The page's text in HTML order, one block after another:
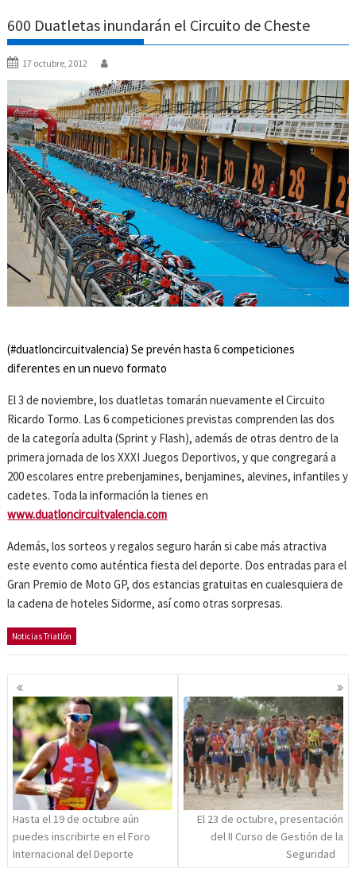
600 Duatletas inundarán el Circuito de Cheste
17 octubre, 2012
(#duatloncircuitvalencia) Se prevén hasta 6 competiciones
diferentes en un nuevo formato
El 3 de noviembre, los duatletas tomarán nuevamente el Circuito
Ricardo Tormo. Las 6 competiciones previstas comprenden las dos
de la categoría adulta (Sprint y Flash), además de otras dentro de la
primera jornada de los XXXI Juegos Deportivos, y que congregará a
200 escolares entre prebenjamines, benjamines, alevines, infantiles y
cadetes. Toda la información la tienes en
www.duatloncircuitvalencia.com
Además, los sorteos y regalos seguro harán si cabe más atractiva
este evento como auténtica fiesta del deporte. Dos entradas para el
Gran Premio de Moto GP, dos estancias gratuitas en cualesquiera de
la cadena de hoteles Sidorme, así como otras sorpresas.
Noticias Triatlón
Navegación
de
entradas
Hasta el 19 de octubre aún
puedes inscribirte en el Foro
Internacional del Deporte
El 23 de octubre, presentación
del II Curso de Gestión de la
Seguridad